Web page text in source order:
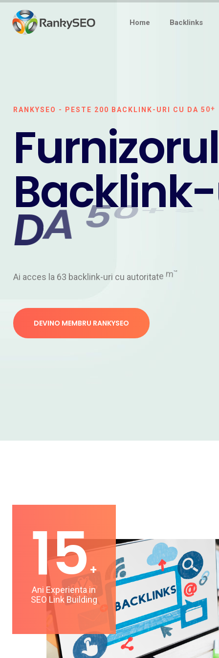
Home Backlinks
DEVINO MEMBRU RANKYSEO
Ai acces a 63 back ink-uri cu autoritate m
RA N KYS EO - P ES T E 200 BAC K L N K- U R C U DA 5 0+
Furnizorul
Backlink-
DA 50+
15+
Ani Experienta in
SEO Link Building